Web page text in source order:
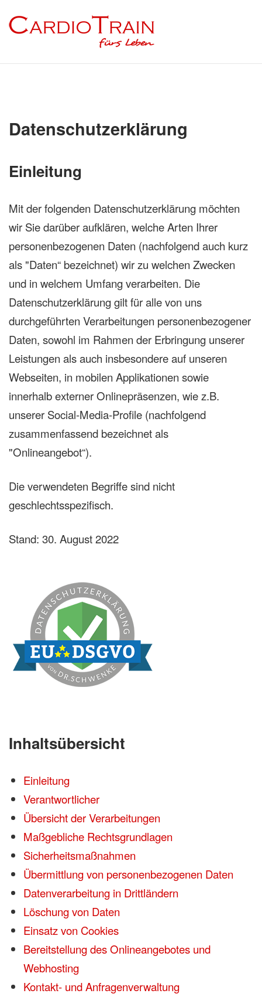
Datenschutzerklärung
Einleitung
Mit der folgenden Datenschutzerklärung möchten
wir Sie darüber aufklären, welche Arten Ihrer
personenbezogenen Daten (nachfolgend auch kurz
als "Daten“ bezeichnet) wir zu welchen Zwecken
und in welchem Umfang verarbeiten. Die
Datenschutzerklärung gilt für alle von uns
durchgeführten Verarbeitungen personenbezogener
Daten, sowohl im Rahmen der Erbringung unserer
Leistungen als auch insbesondere auf unseren
Webseiten, in mobilen Applikationen sowie
innerhalb externer Onlinepräsenzen, wie z.B.
unserer Social-Media-Profile (nachfolgend
zusammenfassend bezeichnet als
"Onlineangebot“).
Die verwendeten Begriffe sind nicht
geschlechtsspezifisch.
Stand: 30. August 2022
Inhaltsübersicht
Einleitung
Verantwortlicher
Übersicht der Verarbeitungen
Maßgebliche Rechtsgrundlagen
Sicherheitsmaßnahmen
Übermittlung von personenbezogenen Daten
Datenverarbeitung in Drittländern
Löschung von Daten
Einsatz von Cookies
Bereitstellung des Onlineangebotes und
Webhosting
Kontakt- und Anfragenverwaltung